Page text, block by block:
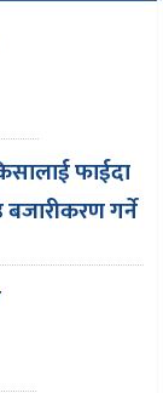
फाईदा
गर्ने